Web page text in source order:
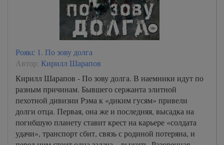
Роякс 1. По зову долга
Автор: Кирилл Шарапов
Кирилл Шарапов - По зову долга. В наемники идут по
разным причинам. Бывшего сержанта элитной
пехотной дивизии Рэма к «диким гусям» привели
долги отца. Первая, она же и последняя, высадка на
погибшую планету ставит крест на карьере «солдата
удачи», транспорт сбит, связь с родиной потеряна, и